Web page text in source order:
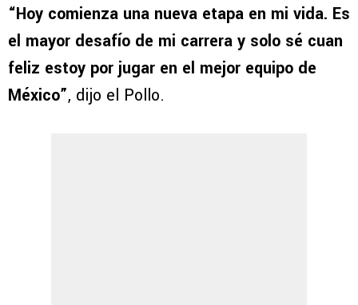
“Hoy comienza una nueva etapa en mi vida. Es
el mayor desafío de mi carrera y solo sé cuan
feliz estoy por jugar en el mejor equipo de
México”, dijo el Pollo.